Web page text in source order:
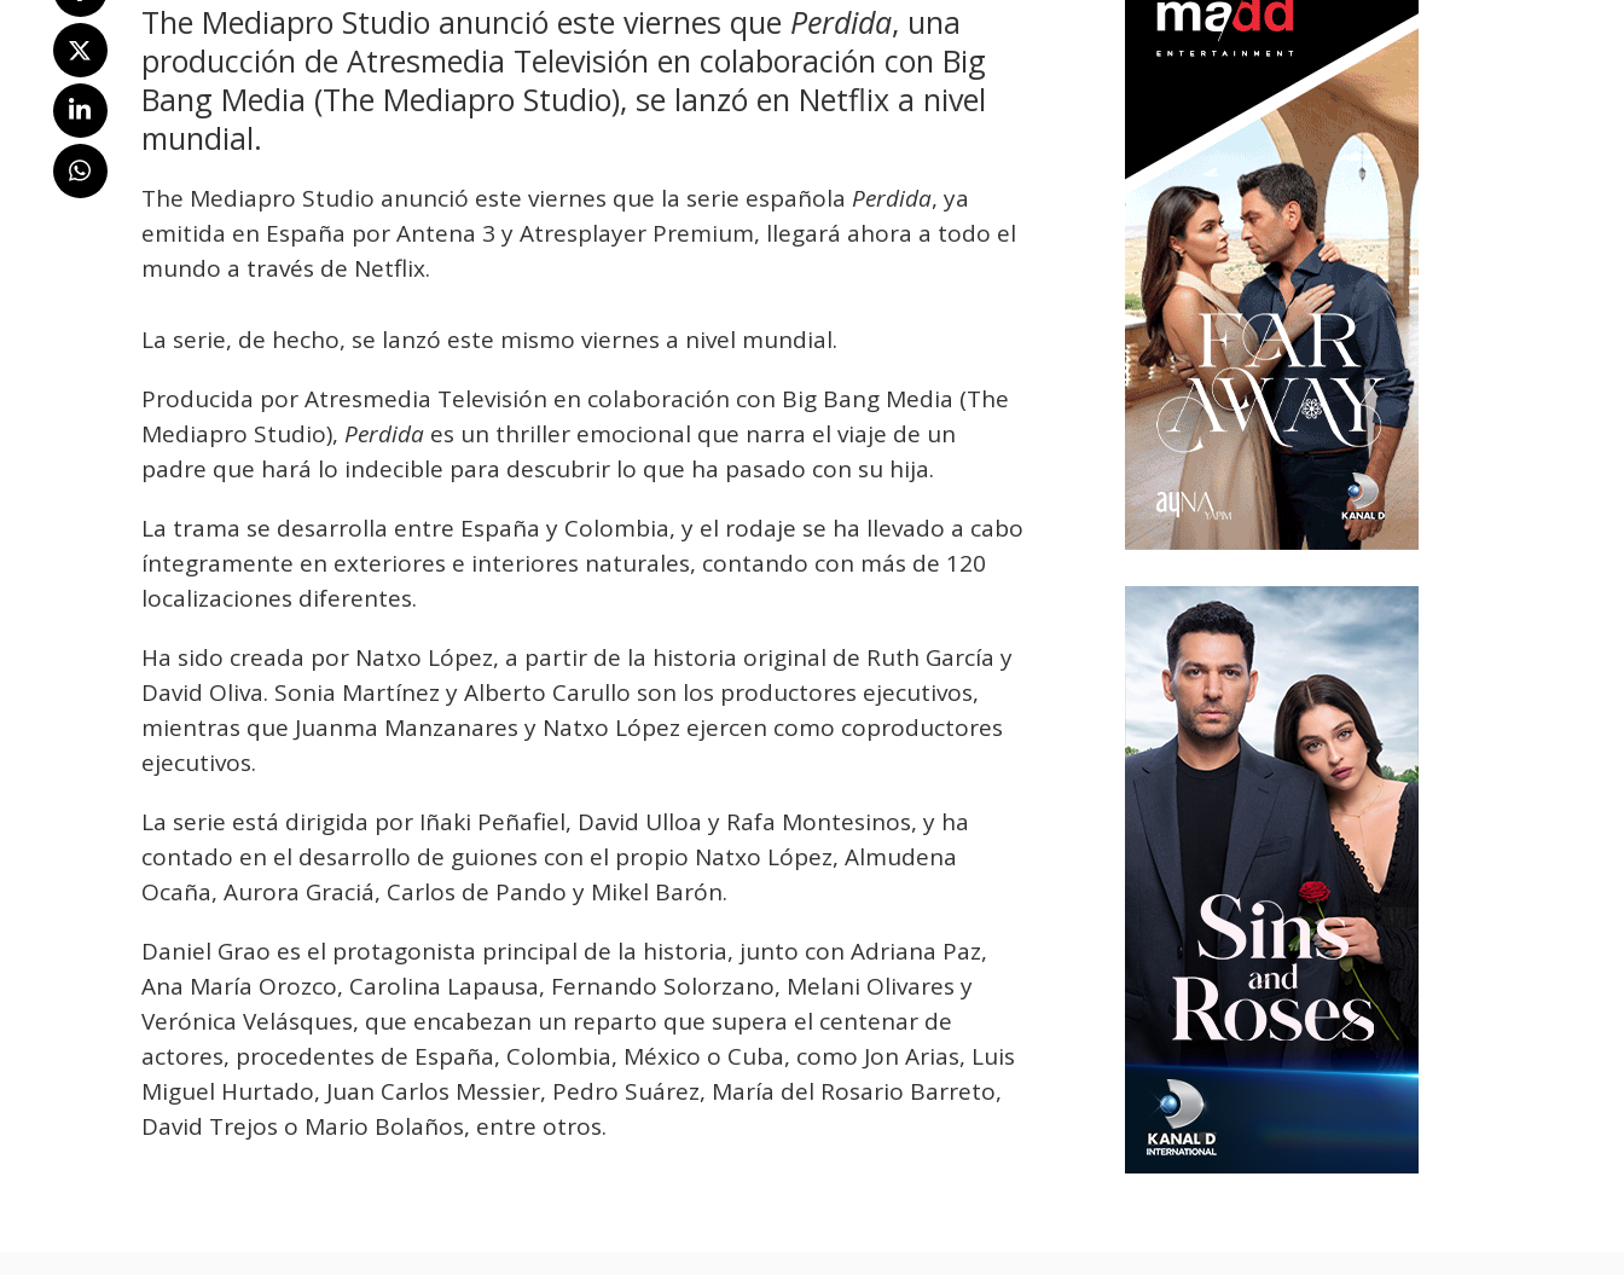
The Mediapro Studio anunció este viernes que Perdida, una
producción de Atresmedia Televisión en colaboración con Big
Bang Media (The Mediapro Studio), se lanzó en Netflix a nivel
mundial.
The Mediapro Studio anunció este viernes que la serie española Perdida, ya
emitida en España por Antena 3 y Atresplayer Premium, llegará ahora a todo el
mundo a través de Netflix.
La serie, de hecho, se lanzó este mismo viernes a nivel mundial.
Producida por Atresmedia Televisión en colaboración con Big Bang Media (The
Mediapro Studio), Perdida es un thriller emocional que narra el viaje de un
padre que hará lo indecible para descubrir lo que ha pasado con su hija.
La trama se desarrolla entre España y Colombia, y el rodaje se ha llevado a cabo
íntegramente en exteriores e interiores naturales, contando con más de 120
localizaciones diferentes.
Ha sido creada por Natxo López, a partir de la historia original de Ruth García y
David Oliva. Sonia Martínez y Alberto Carullo son los productores ejecutivos,
mientras que Juanma Manzanares y Natxo López ejercen como coproductores
ejecutivos.
La serie está dirigida por Iñaki Peñafiel, David Ulloa y Rafa Montesinos, y ha
contado en el desarrollo de guiones con el propio Natxo López, Almudena
Ocaña, Aurora Graciá, Carlos de Pando y Mikel Barón.
Daniel Grao es el protagonista principal de la historia, junto con Adriana Paz,
Ana María Orozco, Carolina Lapausa, Fernando Solorzano, Melani Olivares y
Verónica Velásques, que encabezan un reparto que supera el centenar de
actores, procedentes de España, Colombia, México o Cuba, como Jon Arias, Luis
Miguel Hurtado, Juan Carlos Messier, Pedro Suárez, María del Rosario Barreto,
David Trejos o Mario Bolaños, entre otros.